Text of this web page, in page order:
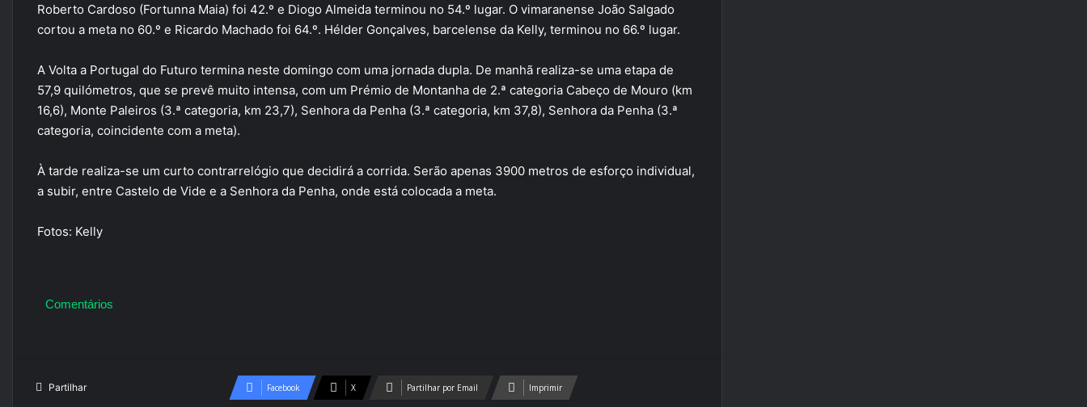
Roberto Cardoso (Fortunna Maia) foi 42.º e Diogo Almeida terminou no 54.º lugar. O vimaranense João Salgado
cortou a meta no 60.º e Ricardo Machado foi 64.º. Hélder Gonçalves, barcelense da Kelly, terminou no 66.º lugar.
A Volta a Portugal do Futuro termina neste domingo com uma jornada dupla. De manhã realiza-se uma etapa de
57,9 quilómetros, que se prevê muito intensa, com um Prémio de Montanha de 2.ª categoria Cabeço de Mouro (km
16,6), Monte Paleiros (3.ª categoria, km 23,7), Senhora da Penha (3.ª categoria, km 37,8), Senhora da Penha (3.ª
categoria, coincidente com a meta).
À tarde realiza-se um curto contrarrelógio que decidirá a corrida. Serão apenas 3900 metros de esforço individual,
a subir, entre Castelo de Vide e a Senhora da Penha, onde está colocada a meta.
Fotos: Kelly
Comentários
Partilhar Facebook X Partilhar por Email Imprimir